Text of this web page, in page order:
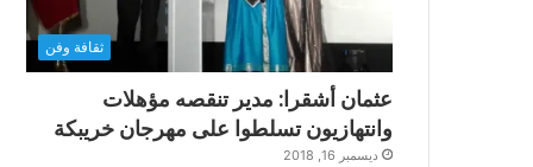
ثقافة وفن
عثمان أشقرا: مدير تنقصه مؤهلات
وانتهازيون تسلطوا على مهرجان خريبكة
ديسمبر 16, 2018